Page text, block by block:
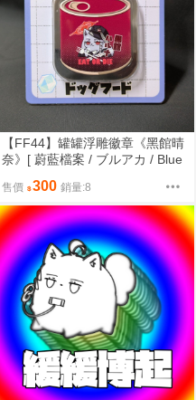
【FF44】罐罐浮雕徽章《黑館晴
奈》[ 蔚藍檔案 / ブルアカ / Blue
波 / 黑館晴奈 / 黒舘ハルナ / 博美
]
售價 300 銷量:8